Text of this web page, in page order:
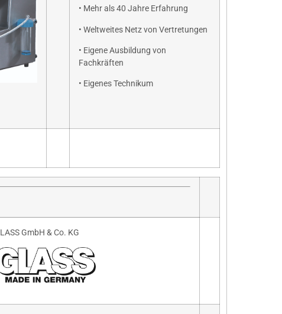
• Mehr als 40 Jahre Erfahrung
• Weltweites Netz von Vertretungen
• Eigene Ausbildung von
Fachkräften
• Eigenes Technikum
GmbH & Co. KG